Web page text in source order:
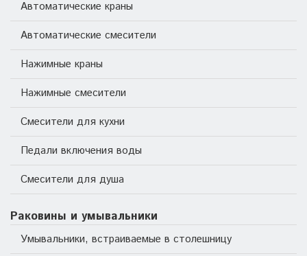
Автоматические краны
Автоматические смесители
Нажимные краны
Нажимные смесители
Смесители для кухни
Педали включения воды
Смесители для душа
Раковины и умывальники
Умывальники, встраиваемые в столешницу